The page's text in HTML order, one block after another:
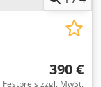
390 €
Festpreis zzgl. MwSt.